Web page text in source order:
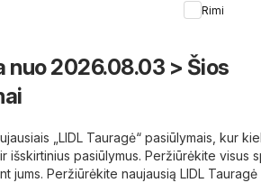
Rimi
nuo 2026.08.03 > Šios
„LIDL Tauragė“ pasiūlymais, kur
pasiūlymus. Peržiūrėkite visus
jums. Peržiūrėkite naujausią LIDL